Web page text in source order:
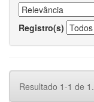
Registro(s)
Resultado 1-1 de 1.